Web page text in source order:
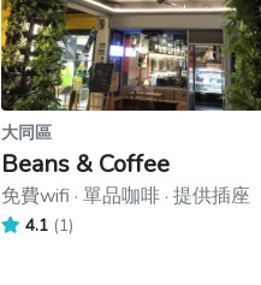
大同區
Beans & Coffee
免費wifi · 單品咖啡 · 提供插座
4.1 (1)